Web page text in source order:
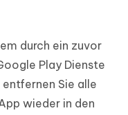
durch ein zuvor
Play Dienste
Sie alle
wieder in den